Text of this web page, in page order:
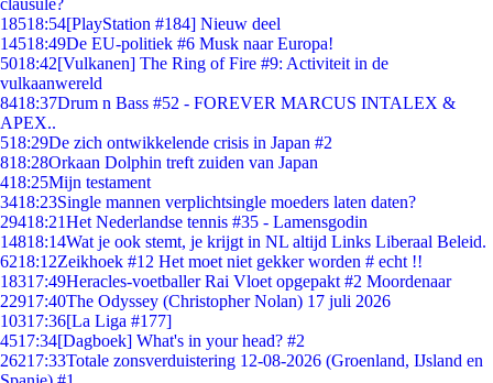
clausule?
18518:54[PlayStation #184] Nieuw deel
14518:49De EU-politiek #6 Musk naar Europa!
5018:42[Vulkanen] The Ring of Fire #9: Activiteit in de
vulkaanwereld
8418:37Drum n Bass #52 - FOREVER MARCUS INTALEX &
APEX..
518:29De zich ontwikkelende crisis in Japan #2
818:28Orkaan Dolphin treft zuiden van Japan
418:25Mijn testament
3418:23Single mannen verplichtsingle moeders laten daten?
29418:21Het Nederlandse tennis #35 - Lamensgodin
14818:14Wat je ook stemt, je krijgt in NL altijd Links Liberaal Beleid.
6218:12Zeikhoek #12 Het moet niet gekker worden # echt !!
18317:49Heracles-voetballer Rai Vloet opgepakt #2 Moordenaar
22917:40The Odyssey (Christopher Nolan) 17 juli 2026
10317:36[La Liga #177]
4517:34[Dagboek] What's in your head? #2
26217:33Totale zonsverduistering 12-08-2026 (Groenland, IJsland en